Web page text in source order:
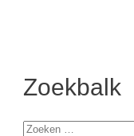
Zoekbalk
Zoeken